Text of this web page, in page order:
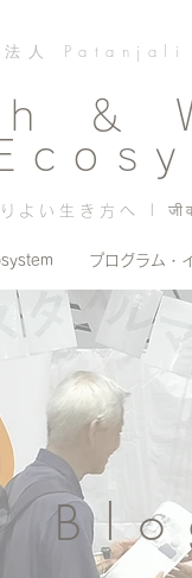
法人
＆
よい生き方へ |
プログラム・